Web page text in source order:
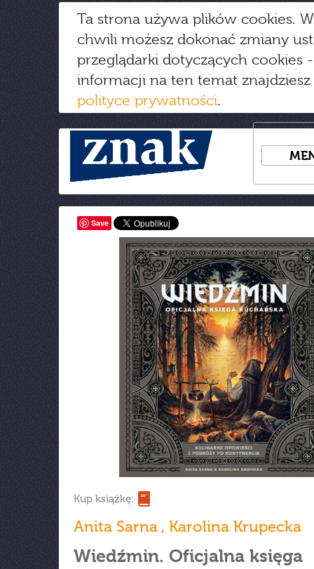
Ta strona używa plików cookies.
chwili możesz dokonać zmiany
przeglądarki dotyczących cookies
informacji na ten temat
polityce prywatności.
Save
Kup książkę:
Anita Sarna , Karolina Krupecka
Wiedźmin. Oficjalna księga